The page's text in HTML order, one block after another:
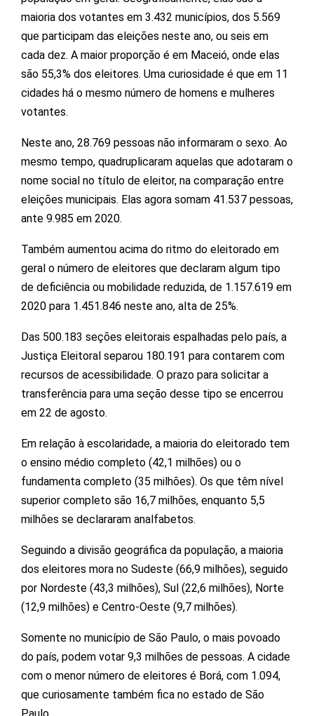
maioria dos votantes em 3.432 municípios, dos 5.569
que participam das eleições neste ano, ou seis em
cada dez. A maior proporção é em Maceió, onde elas
são 55,3% dos eleitores. Uma curiosidade é que em 11
cidades há o mesmo número de homens e mulheres
votantes.
Neste ano, 28.769 pessoas não informaram o sexo. Ao
mesmo tempo, quadruplicaram aquelas que adotaram o
nome social no título de eleitor, na comparação entre
eleições municipais. Elas agora somam 41.537 pessoas,
ante 9.985 em 2020.
Também aumentou acima do ritmo do eleitorado em
geral o número de eleitores que declaram algum tipo
de deficiência ou mobilidade reduzida, de 1.157.619 em
2020 para 1.451.846 neste ano, alta de 25%.
Das 500.183 seções eleitorais espalhadas pelo país, a
Justiça Eleitoral separou 180.191 para contarem com
recursos de acessibilidade. O prazo para solicitar a
transferência para uma seção desse tipo se encerrou
em 22 de agosto.
Em relação à escolaridade, a maioria do eleitorado tem
o ensino médio completo (42,1 milhões) ou o
fundamenta completo (35 milhões). Os que têm nível
superior completo são 16,7 milhões, enquanto 5,5
milhões se declararam analfabetos.
Seguindo a divisão geográfica da população, a maioria
dos eleitores mora no Sudeste (66,9 milhões), seguido
por Nordeste (43,3 milhões), Sul (22,6 milhões), Norte
(12,9 milhões) e Centro-Oeste (9,7 milhões).
Somente no município de São Paulo, o mais povoado
do país, podem votar 9,3 milhões de pessoas. A cidade
com o menor número de eleitores é Borá, com 1.094,
que curiosamente também fica no estado de São
Paulo.